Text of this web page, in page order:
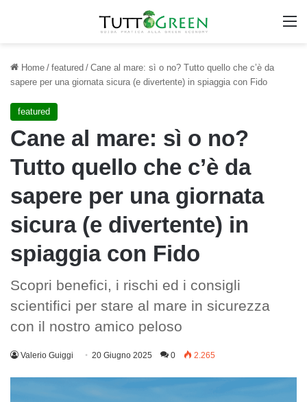
Home / featured / Cane al mare: sì o no? Tutto quello che c’è da
sapere per una giornata sicura (e divertente) in spiaggia con Fido
featured
Cane al mare: sì o no?
Tutto quello che c’è da
sapere per una giornata
sicura (e divertente) in
spiaggia con Fido
Scopri benefici, i rischi ed i consigli
scientifici per stare al mare in sicurezza
con il nostro amico peloso
Valerio Guiggi 20 Giugno 2025 0 2.265